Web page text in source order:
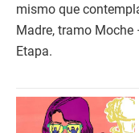
mismo que
Madre, tramo Moche
Etapa.